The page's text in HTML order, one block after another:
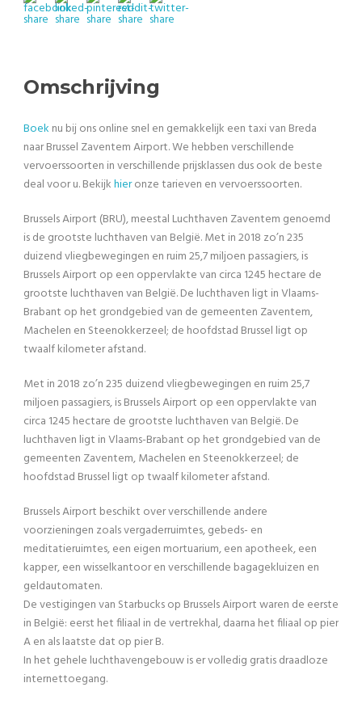
Omschrijving
Boek nu bij ons online snel en gemakkelijk een taxi van Breda
naar Brussel Zaventem Airport. We hebben verschillende
vervoerssoorten in verschillende prijsklassen dus ook de beste
deal voor u. Bekijkhieronze tarieven en vervoerssoorten.
Brussels Airport (BRU), meestal Luchthaven Zaventem genoemd
is de grootste luchthaven van België. Met in 2018 zo’n 235
duizend vliegbewegingen en ruim 25,7 miljoen passagiers, is
Brussels Airport op een oppervlakte van circa 1245 hectare de
grootste luchthaven van België. De luchthaven ligt in Vlaams-
Brabant op het grondgebied van de gemeenten Zaventem,
Machelen en Steenokkerzeel; de hoofdstad Brussel ligt op
twaalf kilometer afstand.
Met in 2018 zo’n 235 duizend vliegbewegingen en ruim 25,7
miljoen passagiers, is Brussels Airport op een oppervlakte van
circa 1245 hectare de grootste luchthaven van België. De
luchthaven ligt in Vlaams-Brabant op het grondgebied van de
gemeenten Zaventem, Machelen en Steenokkerzeel; de
hoofdstad Brussel ligt op twaalf kilometer afstand.
Brussels Airport beschikt over verschillende andere
voorzieningen zoals vergaderruimtes, gebeds- en
meditatieruimtes, een eigen mortuarium, een apotheek, een
kapper, een wisselkantoor en verschillende bagagekluizen en
geldautomaten.
De vestigingen van Starbucks op Brussels Airport waren de eerste
in België: eerst het filiaal in de vertrekhal, daarna het filiaal op pier
A en als laatste dat op pier B.
In het gehele luchthavengebouw is er volledig gratis draadloze
internettoegang.